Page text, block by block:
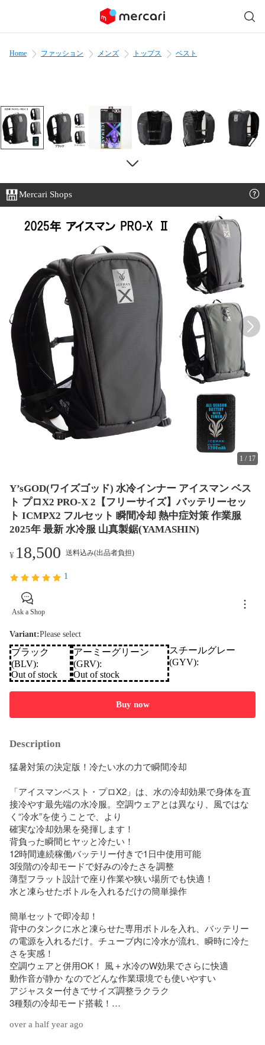
Home ファッション メンズ トップス ベスト
Mercari Shops
1 / 17
Y’sGOD(ワイズゴッド) 水冷インナー アイスマン ベス
ト プロX2 PRO-X 2【フリーサイズ】バッテリーセッ
ト ICMPX2 フルセット 瞬間冷却 熱中症対策 作業服
2025年 最新 水冷服 山真製鋸(YAMASHIN)
¥ 18,500 送料込み(出品者負担)
1
Ask a Shop
Variant:Please select
ブラック
(BLV):
Out of stock
アーミーグリーン
(GRV):
Out of stock
スチールグレー
(GYV):
Buy now
Description
猛暑対策の決定版！冷たい水の力で瞬間冷却
「アイスマンベスト・プロX2」は、水の冷却効果で身体を直
接冷やす最先端の水冷服。空調ウェアとは異なり、風ではな
く“冷水”を使うことで、より
確実な冷却効果を発揮します！
背負った瞬間ヒヤッと冷たい！
12時間連続稼働バッテリー付きで1日中使用可能
3段階の冷却モードで好みの冷たさを調整
薄型フラット設計で座り作業や狭い場所でも快適！
水と凍らせたボトルを入れるだけの簡単操作
簡単セットで即冷却！
背中のタンクに水と凍らせた専用ボトルを入れ、バッテリー
の電源を入れるだけ。チューブ内に冷水が流れ、瞬時に冷た
さを実感！
空調ウェアと併用OK！ 風＋水冷のW効果でさらに快適
動作音が静か なのでどんな作業環境でも使いやすい
アジャスター付きでサイズ調整ラクラク
3種類の冷却モード搭載！
バッテリーのボタンひとつで切り替え可能
over a half year ago